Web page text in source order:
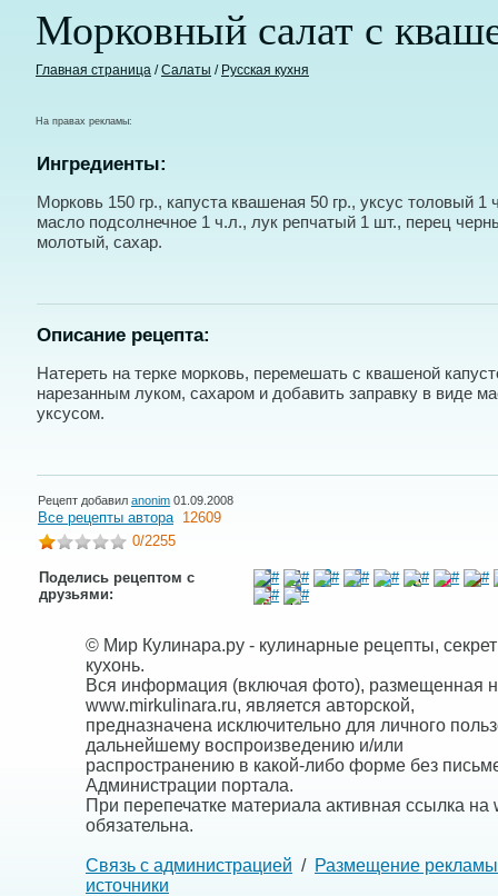
Морковный салат с
Главная страница /Салаты / Русская кухня
На правах рекламы:
Ингредиенты:
Морковь 150 гр., капуста квашеная 50 гр., уксус толовый 1
масло подсолнечное 1 ч.л., лук репчатый 1 шт., перец
молотый, сахар.
Описание рецепта:
Натереть на терке морковь, перемешать с квашеной
нарезанным луком, сахаром и добавить заправку в виде
уксусом.
Рецепт добавил anonim 01.09.2008
Все рецепты автора 12609
0/2255
Поделись рецептом с
друзьями:
© Мир Кулинара.ру - кулинарные рецепты,
кухонь.
Вся информация (включая фото), размещенная
www.mirkulinara.ru, является авторской,
предназначена исключительно для личного
дальнейшему воспроизведению и/или
распространению в какой-либо форме без
Администрации портала.
При перепечатке материала активная ссылка на
обязательна.
Связь с администрацией / Размещение рекламы
источники